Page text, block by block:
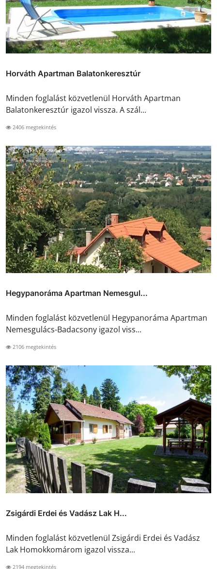
Horváth Apartman Balatonkeresztúr
Minden foglalást közvetlenül Horváth Apartman
Balatonkeresztúr igazol vissza. A szál...
2406 megtekintés
Hegypanoráma Apartman Nemesgul...
Minden foglalást közvetlenül Hegypanoráma Apartman
Nemesgulács-Badacsony igazol viss...
2106 megtekintés
Zsigárdi Erdei és Vadász Lak H...
Minden foglalást közvetlenül Zsigárdi Erdei és Vadász
Lak Homokkomárom igazol vissza...
2194 megtekintés